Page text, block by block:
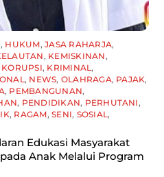
, HUKUM,JASA RAHARJA,
, KEMISKINAN ,
KORUPSI, KRIMINAL ,
, NEWS, OLAHRAGA, PAJAK,
, PEMBANGUNAN,
, PENDIDIKAN, PERHUTANI ,
, RAGAM,SENI, SOSIAL ,
Edukasi Masyarakat
Anak Melalui Program